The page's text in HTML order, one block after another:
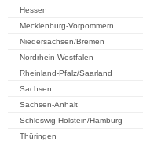
Hessen
Mecklenburg-Vorpommern
Niedersachsen/Bremen
Nordrhein-Westfalen
Rheinland-Pfalz/Saarland
Sachsen
Sachsen-Anhalt
Schleswig-Holstein/Hamburg
Thüringen